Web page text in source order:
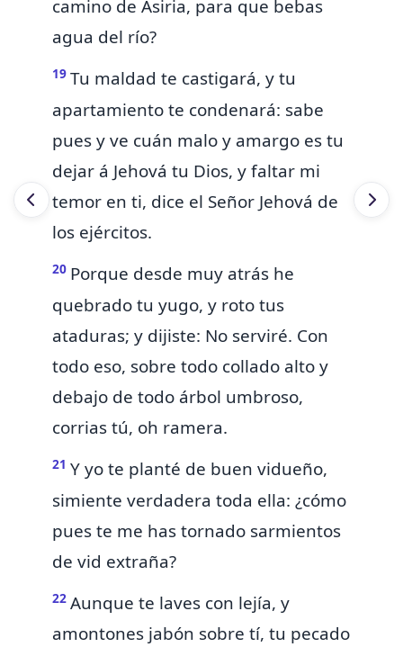
camino de Asiria, para que bebas
agua del río?
19 Tu maldad te castigará, y tu
apartamiento te condenará: sabe
pues y ve cuán malo y amargo es tu
dejar á Jehová tu Dios, y faltar mi
temor en ti, dice el Señor Jehová de
los ejércitos.
20 Porque desde muy atrás he
quebrado tu yugo, y roto tus
ataduras; y dijiste: No serviré. Con
todo eso, sobre todo collado alto y
debajo de todo árbol umbroso,
corrias tú, oh ramera.
21 Y yo te planté de buen vidueño,
simiente verdadera toda ella: ¿cómo
pues te me has tornado sarmientos
de vid extraña?
22 Aunque te laves con lejía, y
amontones jabón sobre tí, tu pecado